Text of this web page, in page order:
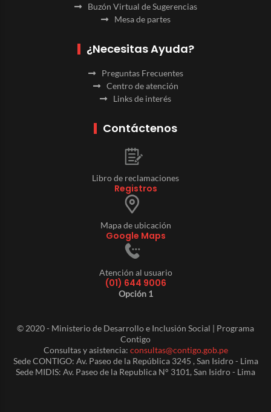
Buzón Virtual de Sugerencias
Mesa de partes
¿Necesitas Ayuda?
Preguntas Frecuentes
Centro de atención
Links de interés
Contáctenos
Libro de reclamaciones
Registros
Mapa de ubicación
Google Maps
Atención al usuario
(01) 644 9006
Opción 1
© 2020 - Ministerio de Desarrollo e Inclusión Social | Programa
Contigo
Consultas y asistencia: consultas@contigo.gob.pe
Sede CONTIGO: Av. Paseo de la República 3245 , San Isidro - Lima
Sede MIDIS: Av. Paseo de la Republica N° 3101, San Isidro - Lima